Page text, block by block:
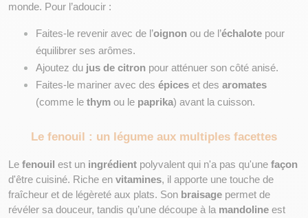
monde. Pour l’adoucir :
Faites-le revenir avec de l’oignon ou de l’échalote pour
équilibrer ses arômes.
Ajoutez du jus de citron pour atténuer son côté anisé.
Faites-le mariner avec des épices et des aromates
(comme le thym ou le paprika) avant la cuisson.
Le fenouil : un légume aux multiples facettes
Le fenouil est un ingrédient polyvalent qui n'a pas qu'une
d'être cuisiné. Riche en vitamines, il apporte une touche de
fraîcheur et de légèreté aux plats. Son braisage permet de
révéler sa douceur, tandis qu’une découpe à la mandoline est